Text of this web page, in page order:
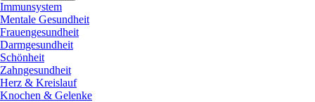
Immunsystem
Mentale Gesundheit
Frauengesundheit
Darmgesundheit
Schönheit
Zahngesundheit
Herz & Kreislauf
Knochen & Gelenke